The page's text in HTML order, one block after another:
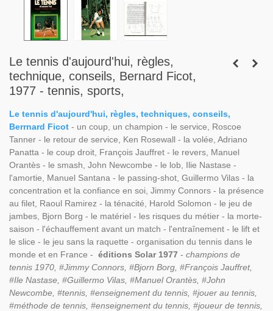
Le tennis d'aujourd'hui, règles,
technique, conseils, Bernard Ficot,
1977 - tennis, sports,
Le tennis d'aujourd'hui, règles, techniques, conseils,
Berrnard Ficot - un coup, un champion - le service, Roscoe
Tanner - le retour de service, Ken Rosewall - la volée, Adriano
Panatta - le coup droit, François Jauffret - le revers, Manuel
Orantès - le smash, John Newcombe - le lob, Ilie Nastase -
l'amortie, Manuel Santana - le passing-shot, Guillermo Vilas - la
concentration et la confiance en soi, Jimmy Connors - la présence
au filet, Raoul Ramirez - la ténacité, Harold Solomon - le jeu de
jambes, Bjorn Borg - le matériel - les risques du métier - la morte-
saison - l'échauffement avant un match - l'entraînement - le lift et
le slice - le jeu sans la raquette - organisation du tennis dans le
monde et en France - éditions Solar 1977 - champions de
tennis 1970, #Jimmy Connors, #Bjorn Borg, #François Jauffret,
#Ile Nastase, #Guillermo Vilas, #Manuel Orantès, #John
Newcombe, #tennis, #enseignement du tennis, #jouer au tennis,
#méthode de tennis, #enseignement du tennis, #joueur de tennis,